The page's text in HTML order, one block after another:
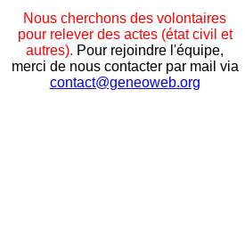
Nous cherchons des volontaires
pour relever des actes (état civil et
autres). Pour rejoindre l'équipe,
merci de nous contacter par mail via
contact@geneoweb.org